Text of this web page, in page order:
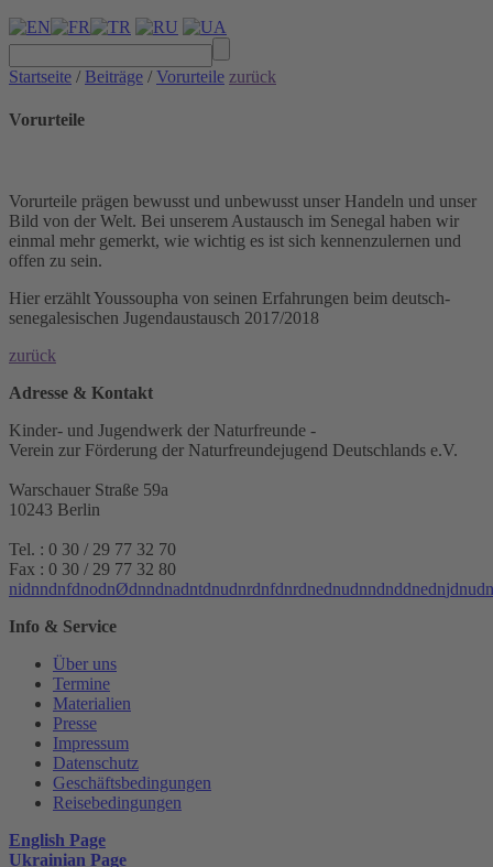
Startseite / Beiträge / Vorurteile zurück
Vorurteile
Vorurteile prägen bewusst und unbewusst unser Handeln und unser
Bild von der Welt. Bei unserem Austausch im Senegal haben wir
einmal mehr gemerkt, wie wichtig es ist sich kennenzulernen und
offen zu sein.
Hier erzählt Youssoupha von seinen Erfahrungen beim deutsch-
senegalesischen Jugendaustausch 2017/2018
zurück
Adresse & Kontakt
Kinder- und Jugendwerk der Naturfreunde -
Verein zur Förderung der Naturfreundejugend Deutschlands e.V.
Warschauer Straße 59a
10243 Berlin
Tel. : 0 30 / 29 77 32 70
Fax : 0 30 / 29 77 32 80
nidnndnfdnodnØdnndnadntdnudnrdnfdnrdnednudnndnddnednjdnudn
Info & Service
Über uns
Termine
Materialien
Presse
Impressum
Datenschutz
Geschäftsbedingungen
Reisebedingungen
English Page
Ukrainian Page